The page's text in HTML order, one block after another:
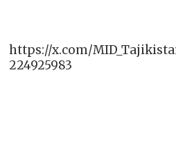
https://x.com/
224925983